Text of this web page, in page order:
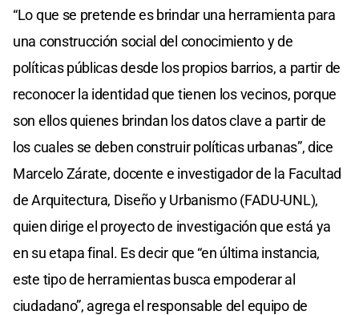
“Lo que se pretende es brindar una herramienta para
una construcción social del conocimiento y de
políticas públicas desde los propios barrios, a partir de
reconocer la identidad que tienen los vecinos, porque
son ellos quienes brindan los datos clave a partir de
los cuales se deben construir políticas urbanas”, dice
Marcelo Zárate, docente e investigador de la Facultad
de Arquitectura, Diseño y Urbanismo (FADU-UNL),
quien dirige el proyecto de investigación que está ya
en su etapa final. Es decir que “en última instancia,
este tipo de herramientas busca empoderar al
ciudadano”, agrega el responsable del equipo de